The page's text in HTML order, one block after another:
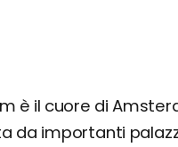
è il cuore di
da importanti